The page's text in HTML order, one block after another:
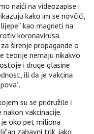
naići na videozapise i
kako im se novčići,
kao magneti na
koronavirusa.
širenje propagande o
teorije nemaju nikakvo
i druge glasine
ili da je vakcina
su se pridružile i
vakcinacije.
oko pet miliona
zabavni trik, iako